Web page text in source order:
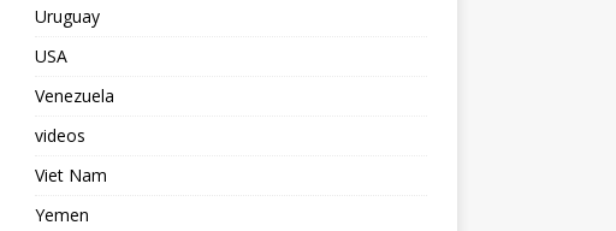
Uruguay
USA
Venezuela
videos
Viet Nam
Yemen